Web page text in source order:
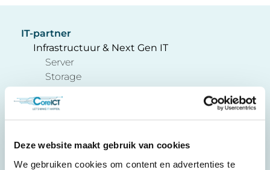
Deze website maakt gebruik van cookies
We gebruiken cookies om content en advertenties te
IT-partner
Infrastructuur & Next Gen IT
Server
Storage
Dataprotectie
Hybrid Cloud
Algemeen
Eigen klantomgeving